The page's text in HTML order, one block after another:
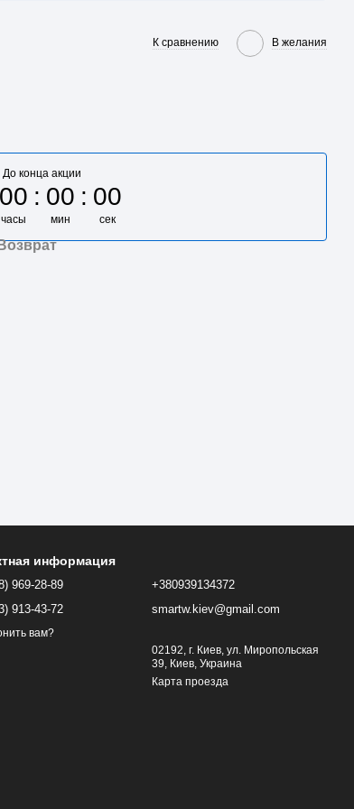
К сравнению В желания
До конца акции
00
часы
00
мин
00
сек
информация
969-28-89
913-43-72
вам?
+380939134372
smartw.kiev@gmail.com
02192, г. Киев, ул. Миропольская
39, Киев, Украина
Карта проезда